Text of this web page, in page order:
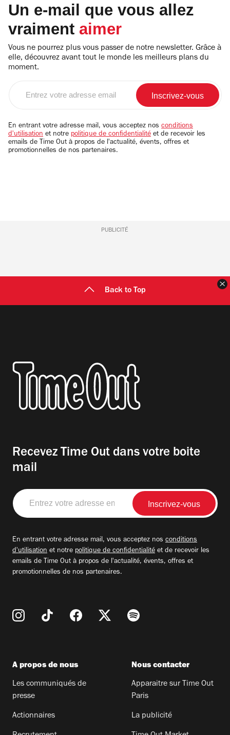
Un e-mail que vous allez
vraiment aimer
Vous ne pourrez plus vous passer de notre newsletter. Grâce à
elle, découvrez avant tout le monde les meilleurs plans du
moment.
email
En entrant votre adresse mail, vous acceptez nos conditions
d'utilisation et notre politique de confidentialité et de recevoir les
emails de Time Out à propos de l'actualité, évents, offres et
promotionnelles de nos partenaires.
PUBLICITÉ
Back to Top
Recevez Time Out dans votre boite
mail
Entrez
votre
adresse
En entrant votre adresse mail, vous acceptez nos conditions
d'utilisation et notre politique de confidentialité et de recevoir les
emails de Time Out à propos de l'actualité, évents, offres et
promotionnelles de nos partenaires.
A propos de nous
Les communiqués de
presse
Actionnaires
Nous contacter
Apparaitre sur Time Out
Paris
La publicité